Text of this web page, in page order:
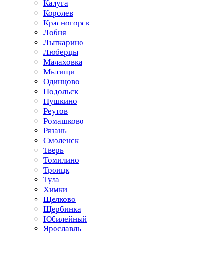
Калуга
Королев
Красногорск
Лобня
Лыткарино
Люберцы
Малаховка
Мытищи
Одинцово
Подольск
Пушкино
Реутов
Ромашково
Рязань
Смоленск
Тверь
Томилино
Троицк
Тула
Химки
Щелково
Щербинка
Юбилейный
Ярославль